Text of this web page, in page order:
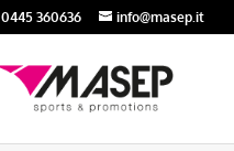
0445 360636 info@masep.it